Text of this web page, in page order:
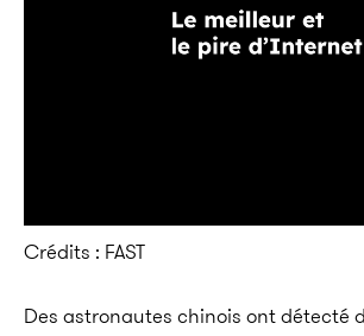
Crédits : FAST
Des astronautes chinois ont détecté